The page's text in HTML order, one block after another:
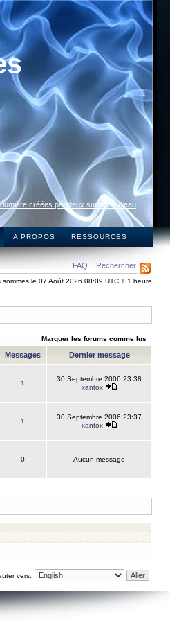
lumière créées par deux surfaces d’eau
A PROPOS RESSOURCES
FAQ Rechercher
sommes le 07 Août 2026 08:09 UTC + 1 heure
Marquer les forums comme lus
Messages Dernier message
1
30 Septembre 2006 23:38
xantox
1
30 Septembre 2006 23:37
xantox
0 Aucun message
vers: